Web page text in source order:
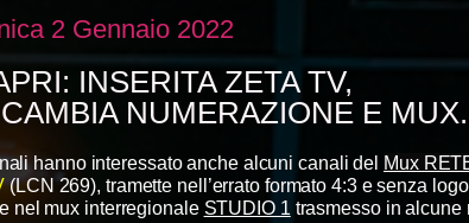
2 Gennaio 2022
INSERITA ZETA TV,
NUMERAZIONE E MUX.
hanno interessato anche alcuni canali del Mux
(LCN 269), tramette nell’errato formato 4:3 e senza
nel mux interregionale STUDIO 1 trasmesso in alcune